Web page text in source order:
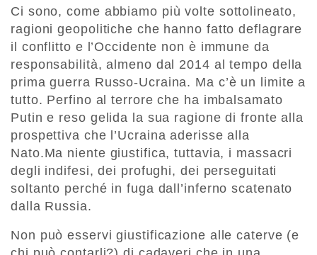
Ci sono, come abbiamo più volte sottolineato,
ragioni geopolitiche che hanno fatto deflagrare
il conflitto e l’Occidente non è immune da
responsabilità, almeno dal 2014 al tempo della
prima guerra Russo-Ucraina. Ma c’è un limite a
tutto. Perfino al terrore che ha imbalsamato
Putin e reso gelida la sua ragione di fronte alla
prospettiva che l’Ucraina aderisse alla
Nato.Ma niente giustifica, tuttavia, i massacri
degli indifesi, dei profughi, dei perseguitati
soltanto perché in fuga dall’inferno scatenato
dalla Russia.
Non può esservi giustificazione alle caterve (e